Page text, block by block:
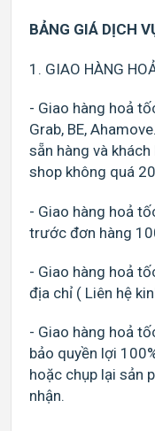
BẢNG GIÁ DỊCH
1. GIAO HÀNG
- Giao hàng hoả
Grab, BE,
sẵn hàng và
shop không quá
- Giao hàng hoả
trước đơn hàng
- Giao hàng hoả
địa chỉ ( Liên hệ
- Giao hàng hoả
bảo quyền lợi
hoặc chụp lại sản
nhận.